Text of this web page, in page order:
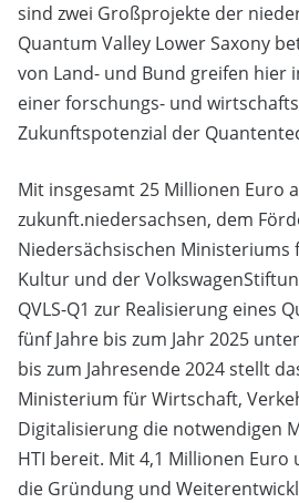
sind zwei Großprojekte der
Quantum Valley Lower Saxony
von Land- und Bund greifen hier
einer forschungs- und
Zukunftspotenzial der
Mit insgesamt 25 Millionen Euro
zukunft.niedersachsen, dem
Niedersächsischen Ministeriums
Kultur und der
QVLS-Q1 zur Realisierung eines
fünf Jahre bis zum Jahr 2025
bis zum Jahresende 2024 stellt
Ministerium für Wirtschaft,
Digitalisierung die notwendigen
HTI bereit. Mit 4,1 Millionen
die Gründung und